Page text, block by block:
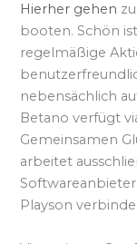
Hierher gehen
booten. Schön
regelmäßige
nebensächlich
Betano verfügt
Gemeinsamen
arbeitet
Playson